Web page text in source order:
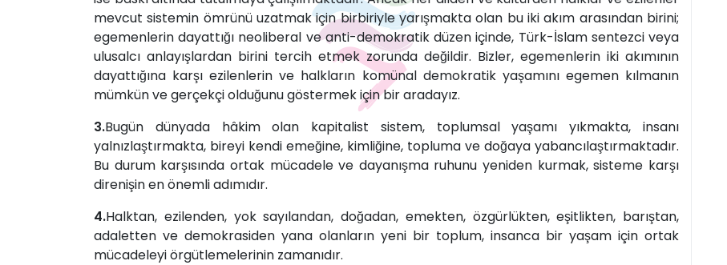
mevcut sistemin ömrünü uzatmak için birbiriyle yarışmakta olan bu iki akım arasından birini;
egemenlerin dayattığı neoliberal ve anti-demokratik düzen içinde, Türk-İslam sentezci veya
ulusalcı anlayışlardan birini tercih etmek zorunda değildir. Bizler, egemenlerin iki akımının
dayattığına karşı ezilenlerin ve halkların komünal demokratik yaşamını egemen kılmanın
mümkün ve gerçekçi olduğunu göstermek için bir aradayız.
3.Bugün dünyada hâkim olan kapitalist sistem, toplumsal yaşamı yıkmakta, insanı
yalnızlaştırmakta, bireyi kendi emeğine, kimliğine, topluma ve doğaya yabancılaştırmaktadır.
Bu durum karşısında ortak mücadele ve dayanışma ruhunu yeniden kurmak, sisteme karşı
direnişin en önemli adımıdır.
4.Halktan, ezilenden, yok sayılandan, doğadan, emekten, özgürlükten, eşitlikten, barıştan,
adaletten ve demokrasiden yana olanların yeni bir toplum, insanca bir yaşam için ortak
mücadeleyi örgütlemelerinin zamanıdır.